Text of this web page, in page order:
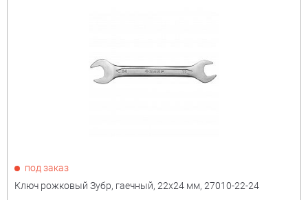
под заказ
Ключ рожковый Зубр, гаечный, 22x24 мм, 27010-22-24